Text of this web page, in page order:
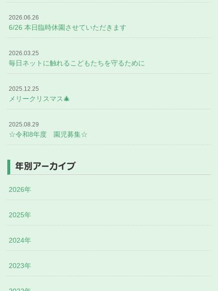
2026.06.26
6/26 本日臨時休園させていただきます
2026.03.25
毎日ネットに触れるこどもたちを守るために
2025.12.25
メリークリスマス🎄
2025.08.29
☆令和8年度 園児募集☆
年別アーカイブ
2026年
2025年
2024年
2023年